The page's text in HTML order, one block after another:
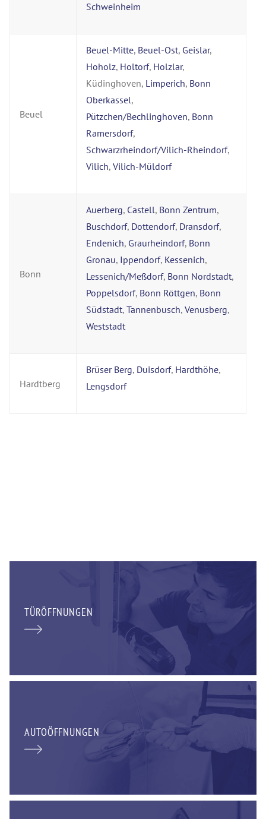
Schweinheim
Beuel
Beuel-Mitte, Beuel-Ost, Geislar,
Hoholz, Holtorf, Holzlar,
Küdinghoven, Limperich, Bonn
Oberkassel,
Pützchen/Bechlinghoven, Bonn
Ramersdorf,
Schwarzrheindorf/Vilich-Rheindorf,
Vilich, Vilich-Müldorf
Bonn
Auerberg, Castell, Bonn Zentrum,
Buschdorf, Dottendorf, Dransdorf,
Endenich, Graurheindorf, Bonn
Gronau, Ippendorf, Kessenich,
Lessenich/Meßdorf, Bonn Nordstadt,
Poppelsdorf, Bonn Röttgen, Bonn
Südstadt, Tannenbusch, Venusberg,
Weststadt
Hardtberg
Brüser Berg, Duisdorf, Hardthöhe,
Lengsdorf
TÜRÖFFNUNGEN
AUTOÖFFNUNGEN